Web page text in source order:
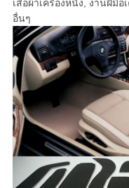
เสื้อผ้าเครื่องหนัง, งานฝีมื
อื่นๆ